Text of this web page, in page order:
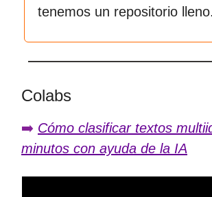
tenemos un repositorio lleno.
Colabs
➡️ Cómo clasificar textos
minutos con ayuda de la IA